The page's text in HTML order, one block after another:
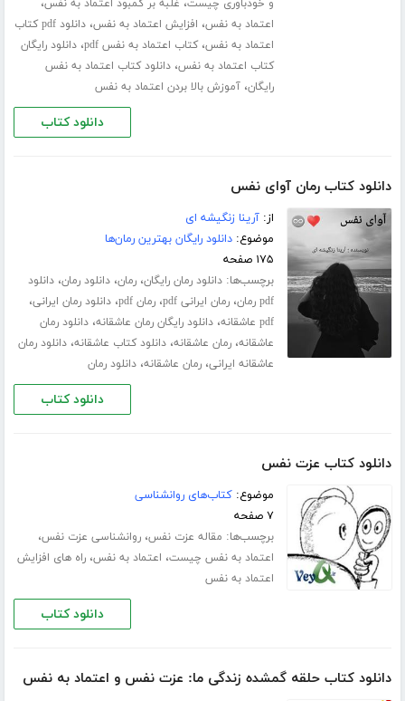
و خودباوری چیست، غلبه بر کمبود اعتماد به نفس،
اعتماد به نفس، افزایش اعتماد به نفس،
دانلود pdf کتاب
اعتماد به نفس،کتاب اعتماد به نفس pdf ،دانلود رایگان
کتاب اعتماد به نفس،دانلود کتاب اعتماد به نفس
رایگان،آموزش بالا بردن اعتماد به نفس
دانلود کتاب
دانلود کتاب رمان آوای نفس
از:آرینا زنگیشه ای
موضوع:دانلود رایگان بهترین رمان‌ها
۱۷۵ صفحه
برچسب‌ها:دانلود رمان رایگان،رمان،دانلود رمان،دانلود
pdf رمان
،رمان ایرانی pdf ،رمان pdf ،دانلود رمان ایرانی،
pdf عاشقانه ،دانلود رایگان رمان عاشقانه،دانلود رمان
عاشقانه،رمان عاشقانه،دانلود کتاب عاشقانه،دانلود رمان
عاشقانه ایرانی،رمان عاشقانه،دانلود رمان
دانلود کتاب
دانلود کتاب عزت نفس
موضوع:کتاب‌های روانشناسی
۷ صفحه
برچسب‌ها: مقاله عزت نفس،روانشناسی عزت نفس،
اعتماد به نفس چیست، اعتماد به نفس،راه های افزایش
اعتماد به نفس
دانلود کتاب
دانلود کتاب حلقه گمشده زندگی ما: عزت نفس و اعتماد به نفس